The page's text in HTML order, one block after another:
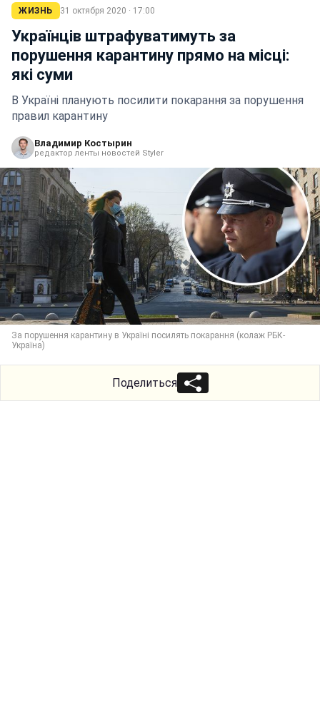
ЖИЗНЬ 31 октября 2020 · 17:00
Українців штрафуватимуть за
порушення карантину прямо на місці:
які суми
В Україні планують посилити покарання за порушення
правил карантину
Владимир Костырин
редактор ленты новостей Styler
За порушення карантину в Україні посилять покарання (колаж РБК-
Україна)
Поделиться